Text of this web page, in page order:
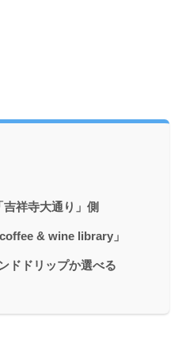
吉祥寺大通り」側
& wine library」
ドドリップか選べる